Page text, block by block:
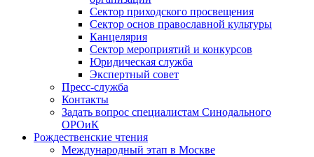
Сектор приходского просвещения
Сектор основ православной культуры
Канцелярия
Сектор мероприятий и конкурсов
Юридическая служба
Экспертный совет
Пресс-служба
Контакты
Задать вопрос специалистам Синодального
ОРОиК
Рождественские чтения
Международный этап в Москве